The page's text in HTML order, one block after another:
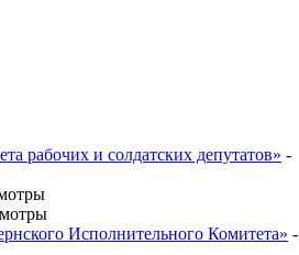
рабочих и солдатских депутатов» -
Исполнительного Комитета» -